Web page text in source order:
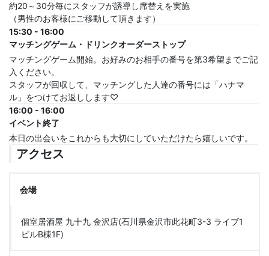
約20～30分毎にスタッフが誘導し席替えを実施
（男性のお客様にご移動して頂きます）
15:30 - 16:00
マッチングゲーム・ドリンクオーダーストップ
マッチングゲーム開始。お好みのお相手の番号を第3希望までご記
入ください。
スタッフが回収して、マッチングした人達の番号には「ハナマ
ル」をつけてお返しします♡
16:00 - 16:00
イベント終了
本日の出会いをこれからも大切にしていただけたら嬉しいです。
アクセス
会場
個室居酒屋 九十九 金沢店(石川県金沢市此花町3-3 ライブ1
ビルB棟1F)